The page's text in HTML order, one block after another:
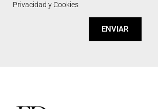
Privacidad y Cookies
ENVIAR